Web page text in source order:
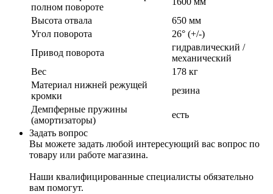
полном повороте
Высота отвала
650 мм
Угол поворота
26° (+/-)
Привод поворота
гидравлический /
механический
Вес
178 кг
Материал нижней режущей
кромки
резина
Демпферные пружины
(амортизаторы)
есть
Задать вопрос
Вы можете задать любой интересующий вас вопрос по
товару или работе магазина.
Наши квалифицированные специалисты обязательно
вам помогут.